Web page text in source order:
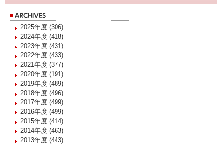
2025年度 (306)
2024年度 (418)
2023年度 (431)
2022年度 (433)
2021年度 (377)
2020年度 (191)
2019年度 (489)
2018年度 (496)
2017年度 (499)
2016年度 (499)
2015年度 (414)
2014年度 (463)
2013年度 (443)